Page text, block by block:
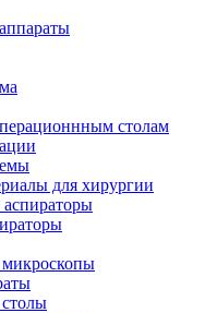
столам
для хирургии
аспираторы